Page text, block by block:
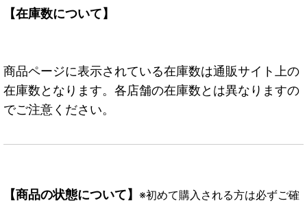
【在庫数について】
商品ページに表示されている在庫数は通販サイト上の
在庫数となります。各店舗の在庫数とは異なりますの
でご注意ください。
【商品の状態について】 ※初めて購入される方は必ずご確